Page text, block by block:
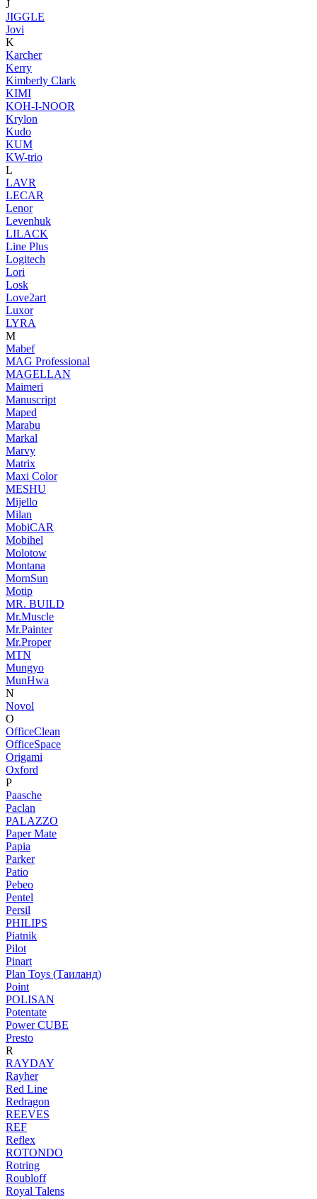
J
JIGGLE
Jovi
K
Karcher
Kerry
Kimberly Clark
KIMI
KOH-I-NOOR
Krylon
Kudo
KUM
KW-trio
L
LAVR
LECAR
Lenor
Levenhuk
LILACK
Line Plus
Logitech
Lori
Losk
Love2art
Luxor
LYRA
M
Mabef
MAG Professional
MAGELLAN
Maimeri
Manuscript
Maped
Marabu
Markal
Marvy
Matrix
Maxi Color
MESHU
Mijello
Milan
MobiCAR
Mobihel
Molotow
Montana
MornSun
Motip
MR. BUILD
Mr.Muscle
Mr.Painter
Mr.Proper
MTN
Mungyo
MunHwa
N
Novol
O
OfficeClean
OfficeSpace
Origami
Oxford
P
Paasche
Paclan
PALAZZO
Paper Mate
Papia
Parker
Patio
Pebeo
Pentel
Persil
PHILIPS
Piatnik
Pilot
Pinart
Plan Toys (Таиланд)
Point
POLISAN
Potentate
Power CUBE
Presto
R
RAYDAY
Rayher
Red Line
Redragon
REEVES
REF
Reflex
ROTONDO
Rotring
Roubloff
Royal Talens